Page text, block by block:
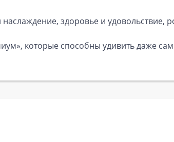
здоровье и удовольствие,
которые способны удивить даже